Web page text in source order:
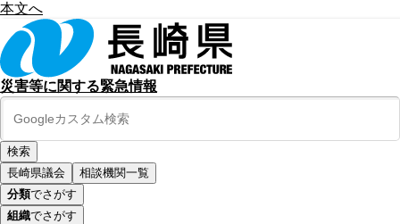
本文へ
災害等に関する緊急情報
長崎県議会
相談機関一覧
分類でさがす
組織でさがす